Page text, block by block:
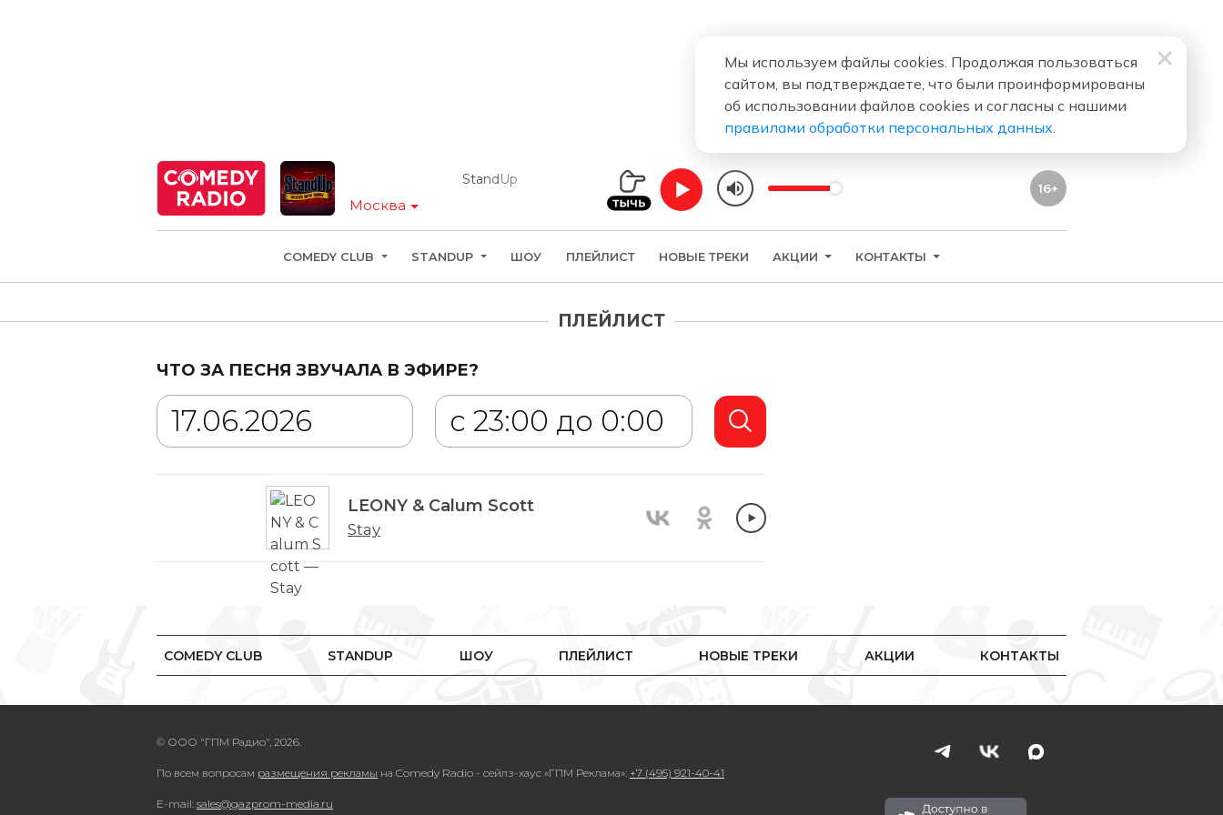
Москва
StandUp
16+
COMEDY CLUB STANDUP ШОУ ПЛЕЙЛИСТ НОВЫЕ ТРЕКИ АКЦИИ КОНТАКТЫ
ПЛЕЙЛИСТ
ЧТО ЗА ПЕСНЯ ЗВУЧАЛА В ЭФИРЕ?
LEONY & Calum Scott
Stay
COMEDY CLUB STANDUP ШОУ ПЛЕЙЛИСТ НОВЫЕ ТРЕКИ АКЦИИ КОНТАКТЫ
© ООО "ГПМ Радио", 2026.
По всем вопросам размещения рекламы на Comedy Radio - сейлз-хаус «ГПМ Реклама»: +7 (495) 921-40-41
E-mail: sales@gazprom-media.ru
Мы используем файлы cookies. Продолжая пользоваться
сайтом, вы подтверждаете, что были проинформированы
об использовании файлов cookies и согласны с нашими
правилами обработки персональных данных.